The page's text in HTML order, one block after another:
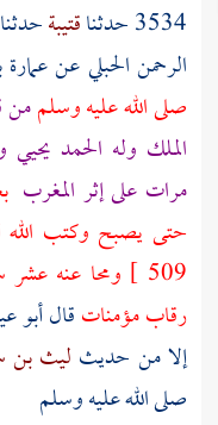
3534 حدثنا قتيبةحدثنا
الرحمن الحبليعن
صلى الله عليه وسلممن
الملك وله الحمد
مرات على إثر المغرب
حتى يصبح وكتب
509 ]
ومحا عنه
رقاب مؤمناتقال
إلا من حديث ليث بن
صلى الله عليه وسلم